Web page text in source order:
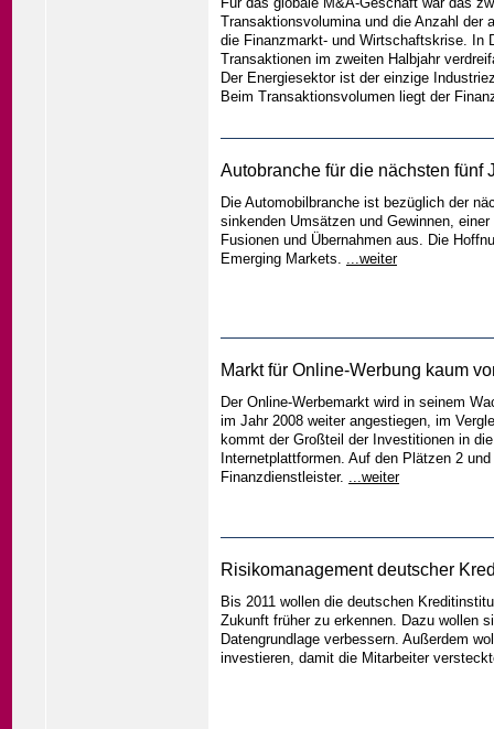
Transaktionsvolumina und die Anzahl der
die Finanzmarkt- und Wirtschaftskrise. In
Transaktionen im zweiten Halbjahr
Der Energiesektor ist der einzige
Beim Transaktionsvolumen liegt der
Autobranche für die nächsten fünf
Die Automobilbranche ist bezüglich der
sinkenden Umsätzen und Gewinnen,
Fusionen und Übernahmen aus. Die
Emerging Markets. ...weiter
Markt für Online-Werbung kaum
Der Online-Werbemarkt wird in seinem
im Jahr 2008 weiter angestiegen, im
kommt der Großteil der Investitionen in
Internetplattformen. Auf den Plätzen 2
Finanzdienstleister. ...weiter
Risikomanagement deutscher
Bis 2011 wollen die deutschen
Zukunft früher zu erkennen. Dazu wollen
Datengrundlage verbessern. Außerdem
investieren, damit die Mitarbeiter